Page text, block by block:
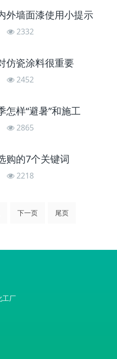
外墙面漆使用小提示
2332
仿瓷涂料很重要
2452
怎样“避暑”和施工
2865
购的7个关键词
2218
下一页 尾页
工厂